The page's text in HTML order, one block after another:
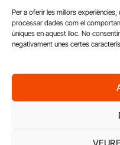
Per a oferir les millors
processar dades com el
úniques en aquest lloc. No
negativament unes certes